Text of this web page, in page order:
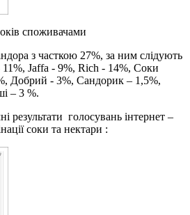
споживачами
з часткою 27%, за ним слідують
Jaffa - 9%, Rich - 14%, Соки
Добрий - 3%, Сандорик – 1,5%,
– 3 %.
результати голосувань інтернет –
соки та нектари :